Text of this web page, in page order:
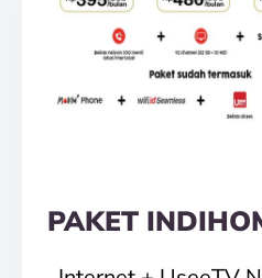
PAKET